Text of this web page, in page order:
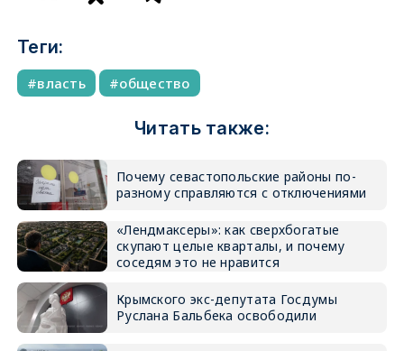
Теги:
власть общество
Читать также:
Почему севастопольские районы по-
разному справляются с отключениями
«Лендмаксеры»: как сверхбогатые
скупают целые кварталы, и почему
соседям это не нравится
Крымского экс-депутата Госдумы
Руслана Бальбека освободили